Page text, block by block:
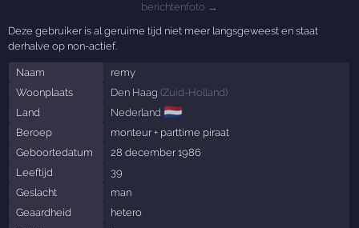
berichtenfoto →
Deze gebruiker is al geruime tijd niet meer langsgeweest en staat
derhalve op non-actief.
Naam
remy
Woonplaats
Den Haag (Zuid-Holland)
Land
Nederland 🇳🇱
Beroep
monteur + parttime piraat
Geboortedatum
28 december 1986
Leeftijd
39
Geslacht
man
Geaardheid
hetero